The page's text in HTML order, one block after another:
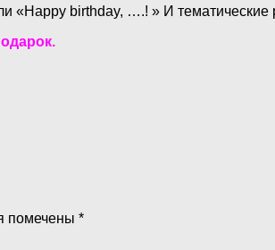
birthday, ….! » И тематические
помечены *